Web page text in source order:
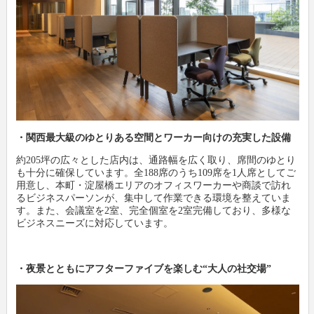
・関西最大級のゆとりある空間とワーカー向けの充実した設備
約205坪の広々とした店内は、通路幅を広く取り、席間のゆとり
も十分に確保しています。全188席のうち109席を1人席としてご
用意し、本町・淀屋橋エリアのオフィスワーカーや商談で訪れ
るビジネスパーソンが、集中して作業できる環境を整えていま
す。また、会議室を2室、完全個室を2室完備しており、多様な
ビジネスニーズに対応しています。
・夜景とともにアフターファイブを楽しむ“大人の社交場”